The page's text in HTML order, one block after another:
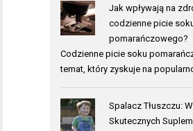
Jak wpływają na
codzienne picie
pomarańczowego?
Codzienne picie soku
temat, który zyskuje na
Spalacz Tłuszczu:
Skutecznych